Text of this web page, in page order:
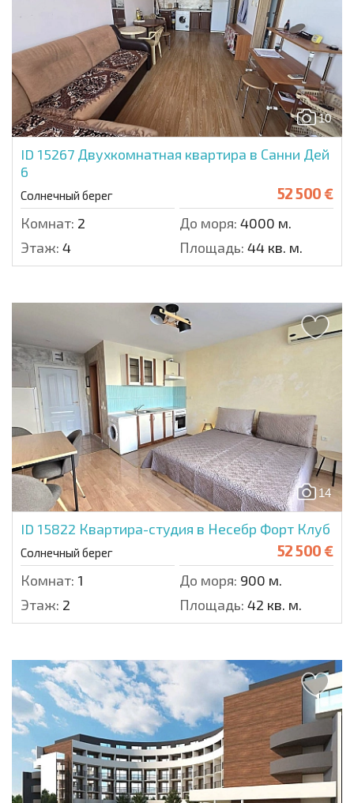
10
ID 15267 Двухкомнатная квартира в Санни Дей
6
Солнечный берег 52 500 €
Комнат: 2 До моря: 4000 м.
Этаж: 4 Площадь: 44 кв. м.
14
ID 15822 Квартира-студия в Несебр Форт Клуб
Солнечный берег 52 500 €
Комнат: 1 До моря: 900 м.
Этаж: 2 Площадь: 42 кв. м.